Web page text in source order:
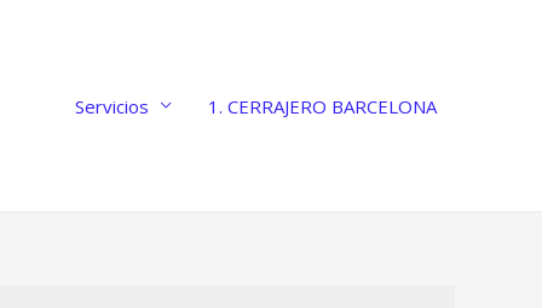
Servicios 1. CERRAJERO BARCELONA